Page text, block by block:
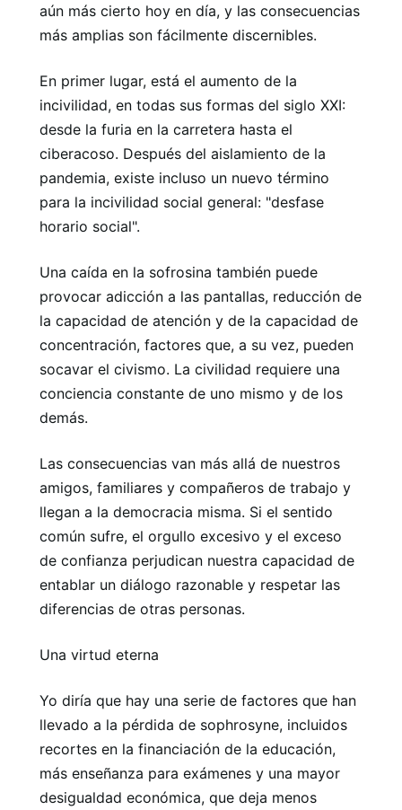
aún más cierto hoy en día, y las consecuencias
más amplias son fácilmente discernibles.
En primer lugar, está el aumento de la
incivilidad, en todas sus formas del siglo XXI:
desde la furia en la carretera hasta el
ciberacoso. Después del aislamiento de la
pandemia, existe incluso un nuevo término
para la incivilidad social general: "desfase
horario social".
Una caída en la sofrosina también puede
provocar adicción a las pantallas, reducción de
la capacidad de atención y de la capacidad de
concentración, factores que, a su vez, pueden
socavar el civismo. La civilidad requiere una
conciencia constante de uno mismo y de los
demás.
Las consecuencias van más allá de nuestros
amigos, familiares y compañeros de trabajo y
llegan a la democracia misma. Si el sentido
común sufre, el orgullo excesivo y el exceso
de confianza perjudican nuestra capacidad de
entablar un diálogo razonable y respetar las
diferencias de otras personas.
Una virtud eterna
Yo diría que hay una serie de factores que han
llevado a la pérdida de sophrosyne, incluidos
recortes en la financiación de la educación,
más enseñanza para exámenes y una mayor
desigualdad económica, que deja menos